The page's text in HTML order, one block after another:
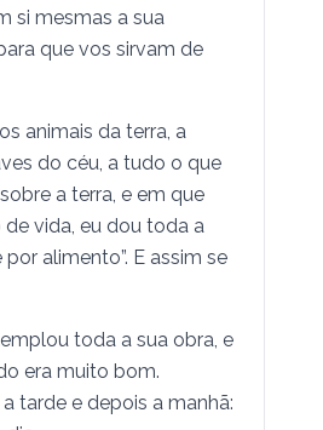
si mesmas a sua
que vos sirvam de
animais da terra, a
do céu, a tudo o que
a terra, e em que
de vida, eu dou toda a
alimento”. E assim se
toda a sua obra, e
era muito bom.
tarde e depois a manhã: